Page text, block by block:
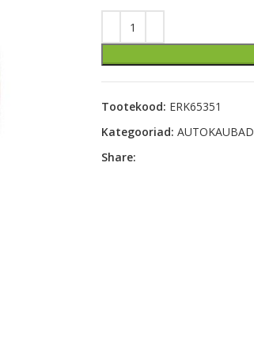
Tootekood: ERK65351
Kategooriad: AUTOKAUBAD
Share: